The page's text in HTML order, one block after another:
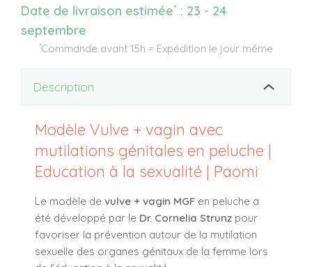
Date de livraison estimée* : 23 - 24
septembre
*Commande avant 15h = Expédition le jour même
Description
Modèle Vulve + vagin avec
mutilations génitales en peluche |
Education à la sexualité | Paomi
Le modèle de vulve + vagin MGF en peluche a
été développé par le Dr. Cornelia Strunz pour
favoriser la prévention autour de la mutilation
sexuelle des organes génitaux de la femme lors